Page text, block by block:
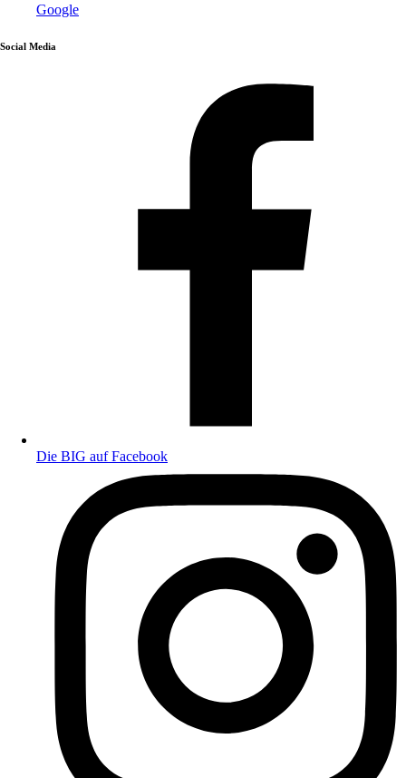
Google
Social Media
Die BIG auf Facebook